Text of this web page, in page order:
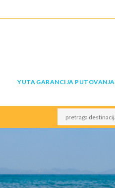
YUTA GARANCIJA PUTOVANJA